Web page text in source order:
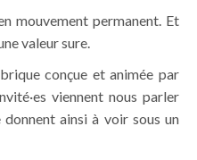
mouvement permanent. Et
valeur sure.
conçue et animée par
viennent nous parler
donnent ainsi à voir sous un